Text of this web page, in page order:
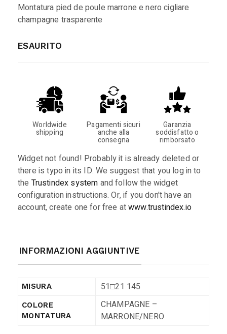
Montatura pied de poule marrone e nero cigliare
champagne trasparente
ESAURITO
Worldwide
shipping
Pagamenti sicuri
anche alla
consegna
Garanzia
soddisfatto o
rimborsato
Widget not found! Probably it is already deleted or
there is typo in its ID. We suggest that you log in to
the Trustindex system and follow the widget
configuration instructions. Or, if you don't have an
account, create one for free atwww.trustindex.io
INFORMAZIONI AGGIUNTIVE
MISURA 51□21 145
COLORE
MONTATURA
CHAMPAGNE –
MARRONE/NERO